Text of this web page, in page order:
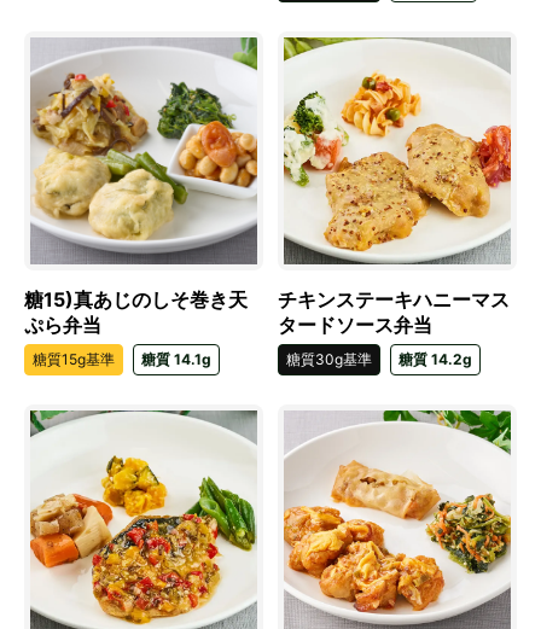
糖15)真あじのしそ巻き天
ぷら弁当
糖質15g基準 糖質 14.1g
チキンステーキハニーマス
タードソース弁当
糖質30g基準 糖質 14.2g